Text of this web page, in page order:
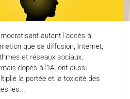
autant l’accès à
que sa diffusion, Internet,
et réseaux sociaux,
dopés à l’IA, ont aussi
la portée et la toxicité des
les...